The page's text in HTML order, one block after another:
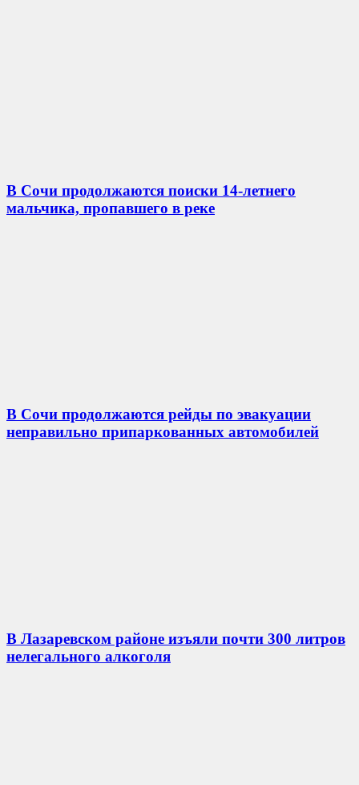
В Сочи продолжаются поиски 14-летнего
мальчика, пропавшего в реке
В Сочи продолжаются рейды по эвакуации
неправильно припаркованных автомобилей
В Лазаревском районе изъяли почти 300 литров
нелегального алкоголя